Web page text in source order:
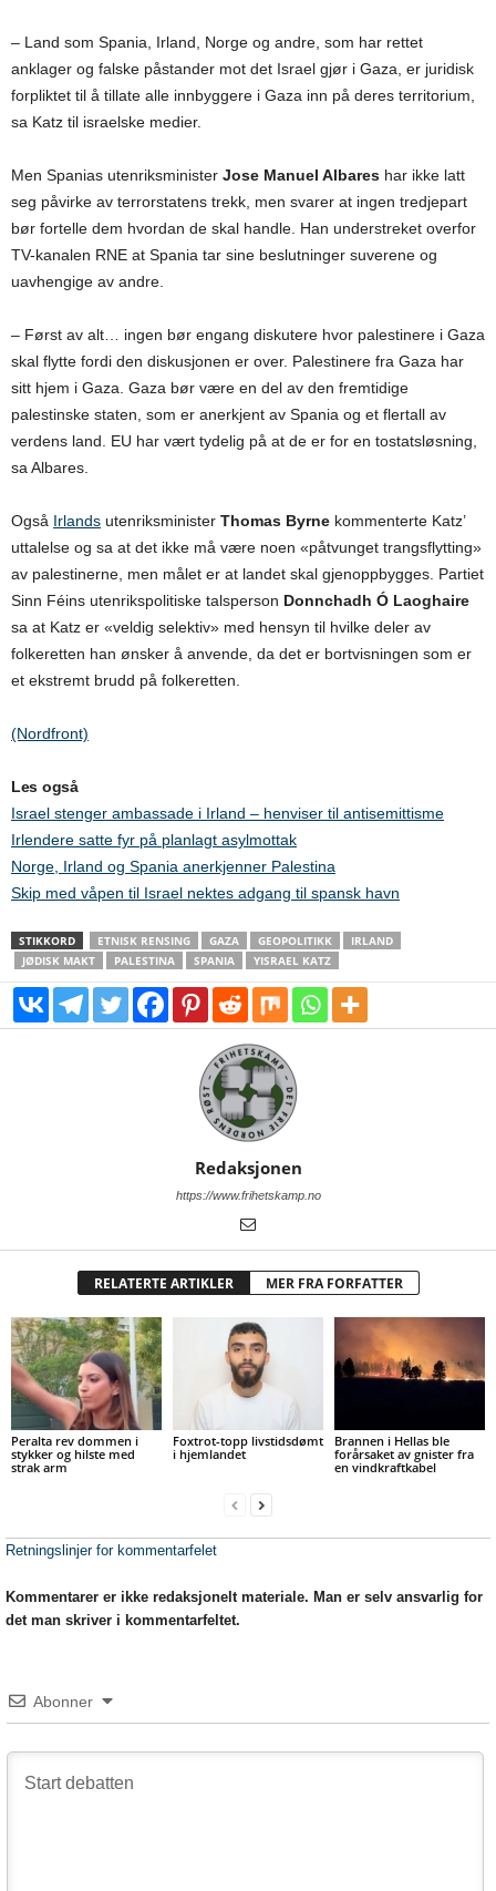
– Land som Spania, Irland, Norge og andre, som har rettet
anklager og falske påstander mot det Israel gjør i Gaza, er juridisk
forpliktet til å tillate alle innbyggere i Gaza inn på deres territorium,
sa Katz til israelske medier.
Men Spanias utenriksminister Jose Manuel Albares har ikke latt
seg påvirke av terrorstatens trekk, men svarer at ingen tredjepart
bør fortelle dem hvordan de skal handle. Han understreket overfor
TV-kanalen RNE at Spania tar sine beslutninger suverene og
uavhengige av andre.
– Først av alt… ingen bør engang diskutere hvor palestinere i Gaza
skal flytte fordi den diskusjonen er over. Palestinere fra Gaza har
sitt hjem i Gaza. Gaza bør være en del av den fremtidige
palestinske staten, som er anerkjent av Spania og et flertall av
verdens land. EU har vært tydelig på at de er for en tostatsløsning,
sa Albares.
Også Irlands utenriksminister Thomas Byrne kommenterte Katz’
uttalelse og sa at det ikke må være noen «påtvunget trangsflytting»
av palestinerne, men målet er at landet skal gjenoppbygges. Partiet
Sinn Féins utenrikspolitiske talsperson Donnchadh Ó Laoghaire
sa at Katz er «veldig selektiv» med hensyn til hvilke deler av
folkeretten han ønsker å anvende, da det er bortvisningen som er
et ekstremt brudd på folkeretten.
(Nordfront)
Les også
Israel stenger ambassade i Irland – henviser til antisemittisme
Irlendere satte fyr på planlagt asylmottak
Norge, Irland og Spania anerkjenner Palestina
Skip med våpen til Israel nektes adgang til spansk havn
STIKKORD ETNISK RENSING GAZA GEOPOLITIKK
IRLAND
JØDISK MAKT
PALESTINA SPANIA YISRAEL KATZ
Redaksjonen
https://www.frihetskamp.no
RELATERTE ARTIKLER MER FRA FORFATTER
Peralta rev dommen i
stykker og hilste med
strak arm
Foxtrot-topp livstidsdømt
i hjemlandet
Brannen i Hellas ble
forårsaket av gnister fra
en vindkraftkabel
Retningslinjer for kommentarfelet
Kommentarer er ikke redaksjonelt materiale. Man er selv ansvarlig for
det man skriver i kommentarfeltet.
Abonner